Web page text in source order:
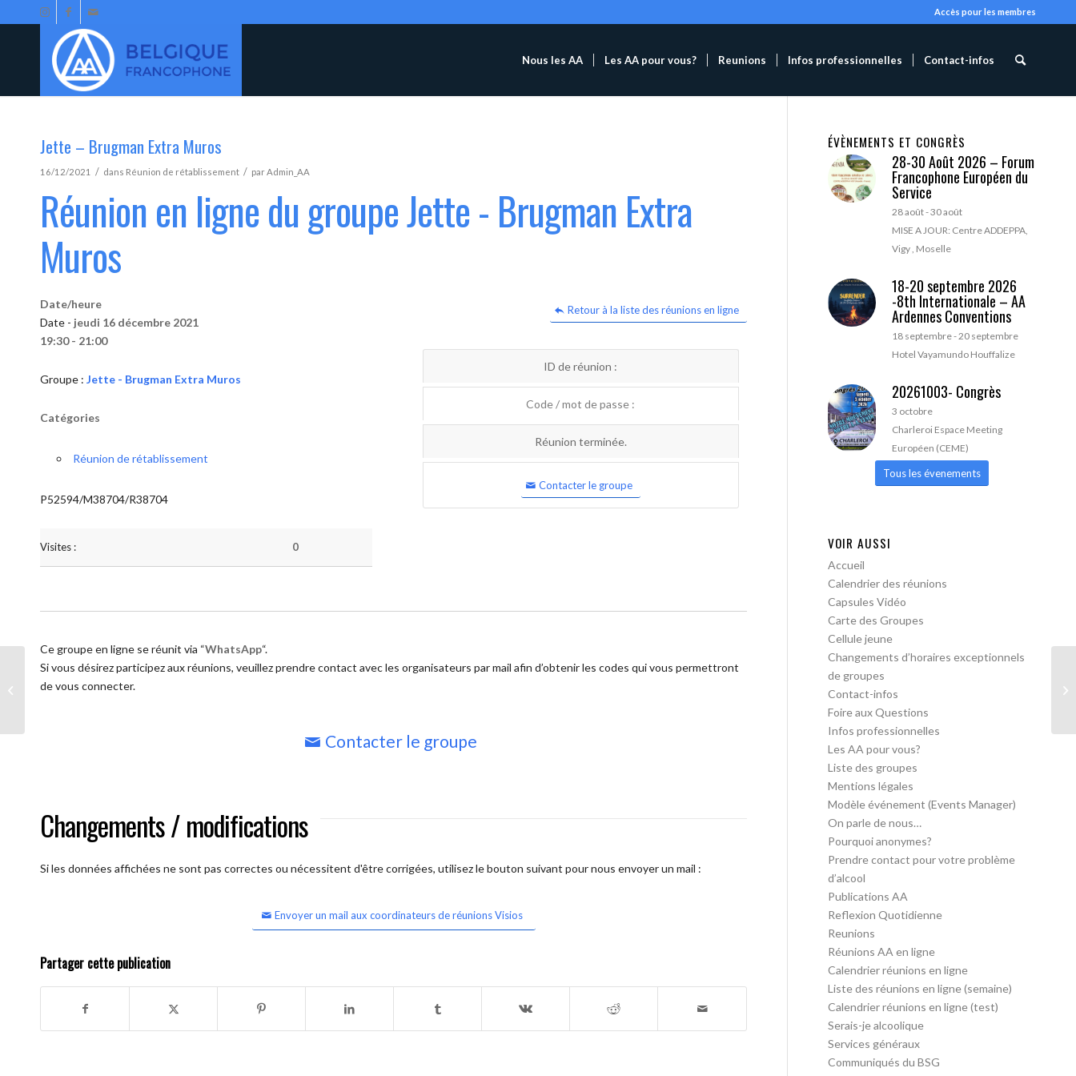
Accès pour les membres
Nous les AA Les AA pour vous? Reunions Infos professionnelles Contact-infos
Jette – Brugman Extra Muros
16/12/2021 / dans Réunion de rétablissement / parAdmin_AA
Réunion en ligne du groupe Jette - Brugman Extra
Muros
Retour à la liste des réunions en ligne
Date/heure
Date - jeudi 16 décembre 2021
19:30 - 21:00
Groupe : Jette - Brugman Extra Muros
Catégories
Réunion de rétablissement
P52594/M38704/R38704
Visites : 0
ID de réunion :
Code / mot de passe :
Réunion terminée.
Contacter le groupe
Ce groupe en ligne se réunit via “WhatsApp“.
Si vous désirez participez aux réunions, veuillez prendre contact avec les organisateurs par mail afin d’obtenir les codes qui vous permettront
de vous connecter.
Contacter le groupe
Changements / modifications
Si les données affichées ne sont pas correctes ou nécessitent d'être corrigées, utilisez le bouton suivant pour nous envoyer un mail :
Envoyer un mail aux coordinateurs de réunions Visios
Partager cette publication
ÉVÈNEMENTS ET CONGRÈS
28-30 Août 2026 – Forum
Francophone Européen du
Service
28 août-30 août
MISE A JOUR: Centre ADDEPPA,
Vigy , Moselle
18-20 septembre 2026
-8th Internationale – AA
Ardennes Conventions
18 septembre-20 septembre
Hotel Vayamundo Houffalize
20261003- Congrès
3 octobre
Charleroi Espace Meeting
Européen (CEME)
Tous les évenements
VOIR AUSSI
Accueil
Calendrier des réunions
Capsules Vidéo
Carte des Groupes
Cellule jeune
Changements d’horaires exceptionnels
de groupes
Contact-infos
Foire aux Questions
Infos professionnelles
Les AA pour vous?
Liste des groupes
Mentions légales
Modèle événement (Events Manager)
On parle de nous…
Pourquoi anonymes?
Prendre contact pour votre problème
d’alcool
Publications AA
Reflexion Quotidienne
Reunions
Réunions AA en ligne
Calendrier réunions en ligne
Liste des réunions en ligne (semaine)
Calendrier réunions en ligne (test)
Serais-je alcoolique
Services généraux
Communiqués du BSG
Jette – Brugman Extra Muros